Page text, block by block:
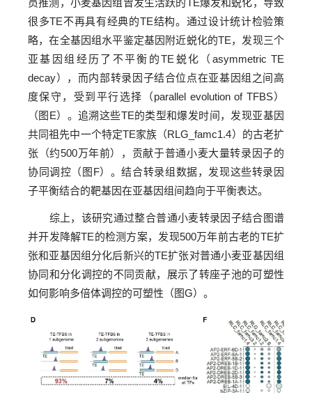
员推测，小麦基因组曾发生活跃的TE爆发和蜕化，导致
很多TE不再具有经典的TE结构。通过设计统计检验策
略，在全基因组水平鉴定基因附近蜕化的TE，发现三个
亚基因组经历了不平衡的TE蜕化（asymmetric TE
decay），而内部转录因子结合位点在亚基因组之间高
度保守，受到平行选择（parallel evolution of TFBS）
（图E）。追溯这些TE的类型和爆发时间，发现亚基因
共同祖先中一个特定TE家族（RLG_famc1.4）的古老扩
张（约500万年前），贡献于普通小麦大量转录因子的
协同调控（图F）。结合转录组数据，发现这些转录因
子平衡结合的靶基因在亚基因组间趋向于平衡表达。
综上，该研究通过整合普通小麦转录因子结合图谱
并开发降解TE的检测方案，发现500万年前古老的TE扩
张和亚基因组分化后新兴的TE扩张对普通小麦亚基因组
协同和分化调控的不同贡献，展示了转座子池的可塑性
如何影响多倍体调控的可塑性（图G）。